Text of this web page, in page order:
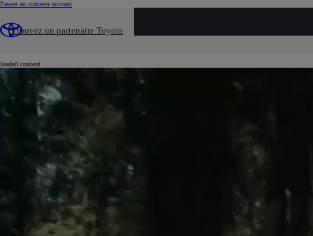
Passer au contenu suivant(Press Enter)
Trouvez un partenaire Toyota
loaded content